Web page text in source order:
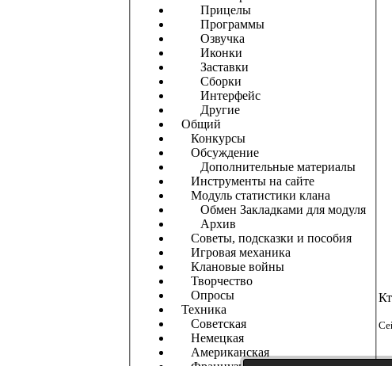
Прицелы
Программы
Озвучка
Иконки
Заставки
Сборки
Интерфейс
Другие
Общий
Конкурсы
Обсуждение
Дополнительные материалы
Инструменты на сайте
Модуль статистики клана
Обмен Закладками для модуля
Архив
Советы, подсказки и пособия
Игровая механика
Клановые войны
Творчество
Опросы
Техника
Советская
Немецкая
Американская